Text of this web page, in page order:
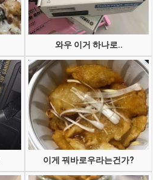
와우 이거 하나로..
이게 꿔바로우라는건가?